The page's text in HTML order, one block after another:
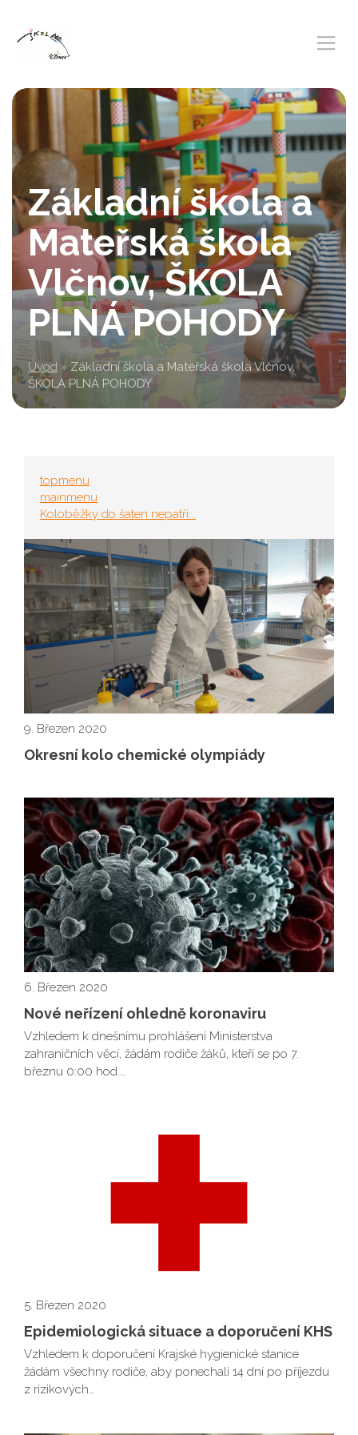
Základní škola a
Mateřská škola
Vlčnov, ŠKOLA
PLNÁ POHODY
Úvod » Základní škola a Mateřská škola Vlčnov,
ŠKOLA PLNÁ POHODY
topmenu
mainmenu
Koloběžky do šaten nepatří...
9. Březen 2020
Okresní kolo chemické olympiády
6. Březen 2020
Nové neřízení ohledně koronaviru
Vzhledem k dnešnímu prohlášení Ministerstva
zahraničních věcí, žádám rodiče žáků, kteří se po 7.
březnu 0:00 hod.…
5. Březen 2020
Epidemiologická situace a doporučení KHS
Vzhledem k doporučení Krajské hygienické stanice
žádám všechny rodiče, aby ponechali 14 dní po příjezdu
z rizikových…